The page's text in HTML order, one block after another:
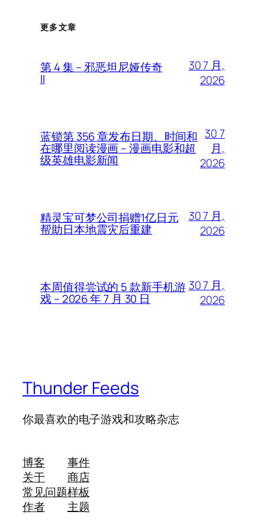
更多文章
第 4 集 – 邪恶坦尼娅传奇
II
30 7 月,
2026
蓝锁第 356 章发布日期、时间和
在哪里阅读漫画 – 漫画电影和超
级英雄电影新闻
30 7
月,
2026
精灵宝可梦公司捐赠1亿日元
帮助日本地震灾后重建
30 7 月,
2026
本周值得尝试的 5 款新手机游
戏 – 2026 年 7 月 30 日
30 7 月,
2026
Thunder Feeds
你最喜欢的电子游戏和攻略杂志
博客
关于
常见问题
作者
事件
商店
样板
主题